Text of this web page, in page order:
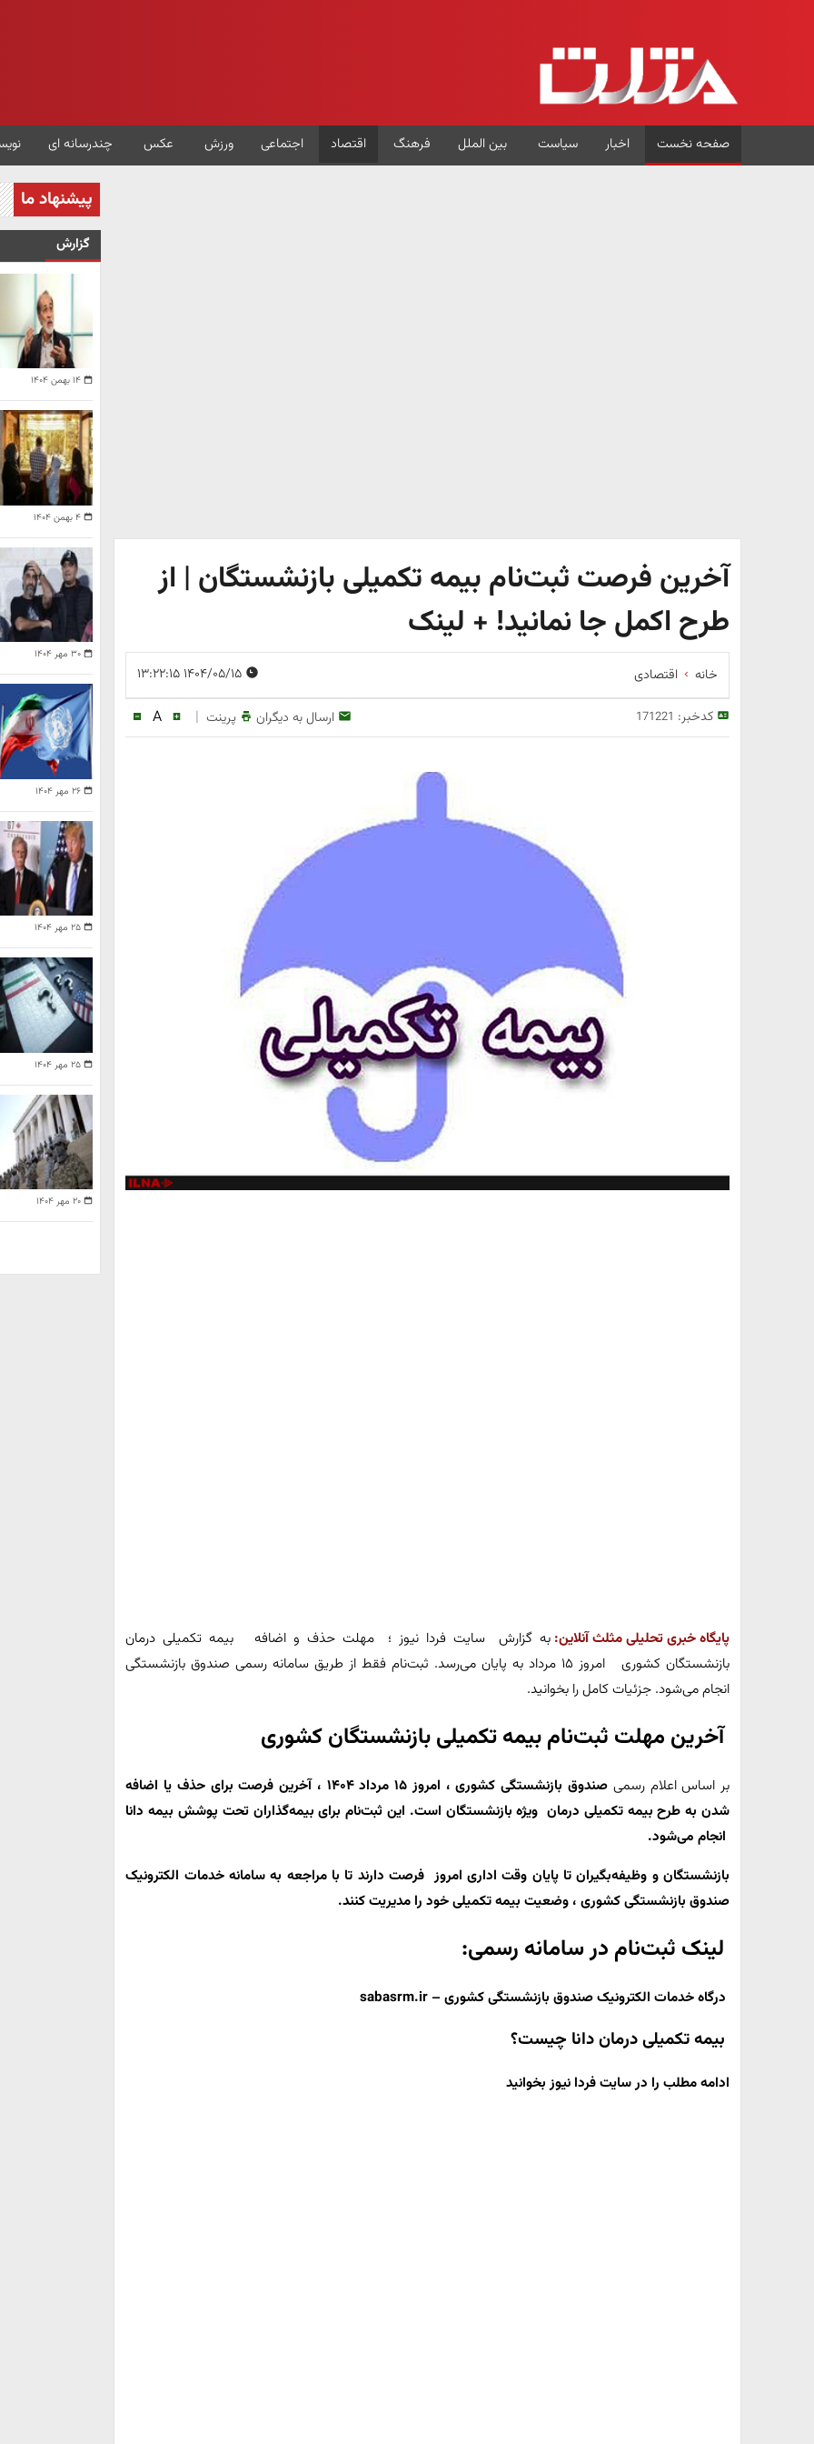
صفحه نخست اخبار سیاست بین الملل فرهنگ اقتصاد اجتماعی ورزش عکس چندرسانه ای
آخرین فرصت ثبت‌نام بیمه تکمیلی بازنشستگان | از
طرح اکمل جا نمانید! + لینک
خانه اقتصادی
کدخبر: 171221 ارسال به دیگران پرینت |
A
پایگاه خبری تحلیلی مثلث آنلاین: به گزارش سایت فردا نیوز ؛ مهلت حذف و اضافه بیمه تکمیلی درمان
بازنشستگان کشوری امروز ۱۵ مرداد به پایان می‌رسد. ثبت‌نام فقط از طریق سامانه رسمی صندوق بازنشستگی
انجام می‌شود. جزئیات کامل را بخوانید.
آخرین مهلت ثبت‌نام بیمه تکمیلی بازنشستگان کشوری
بر اساس اعلام رسمیصندوق بازنشستگی کشوری ، امروز
۱۵ مرداد ۱۴۰۴ ، آخرین فرصت برای حذف یا اضافه
شدن به طرح بیمه تکمیلی درمان ویژه بازنشستگان است. این ثبت‌نام برای بیمه‌گذاران تحت پوشش بیمه دانا
انجام می‌شود.
بازنشستگان و وظیفه‌بگیران تاپایان وقت اداری امروز فرصت دارند تا با مراجعه به سامانه خدمات الکترونیک
صندوق بازنشستگی کشوری ، وضعیت بیمه تکمیلی خود را مدیریت کنند.
لینک ثبت‌نام در سامانه رسمی:
درگاه خدمات الکترونیک صندوق بازنشستگی کشوری – sabasrm.ir
بیمه تکمیلی درمان دانا چیست؟
ادامه مطلب را در سایت فردا نیوز بخوانید
پیشنهاد ما
گزارش
۱۴ بهمن ۱۴۰۴
۴ بهمن ۱۴۰۴
۳۰ مهر ۱۴۰۴
۲۶ مهر ۱۴۰۴
۲۵ مهر ۱۴۰۴
۲۵ مهر ۱۴۰۴
۲۰ مهر ۱۴۰۴